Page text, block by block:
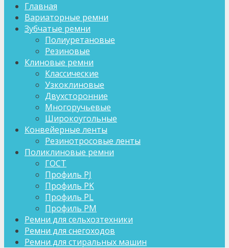
Главная
Вариаторные ремни
Зубчатые ремни
Полиуретановые
Резиновые
Клиновые ремни
Классические
Узкоклиновые
Двухсторонние
Многоручьевые
Широкоугольные
Конвейерные ленты
Резинотросовые ленты
Поликлиновые ремни
ГОСТ
Профиль PJ
Профиль PK
Профиль PL
Профиль PM
Ремни для сельхозтехники
Ремни для снегоходов
Ремни для стиральных машин